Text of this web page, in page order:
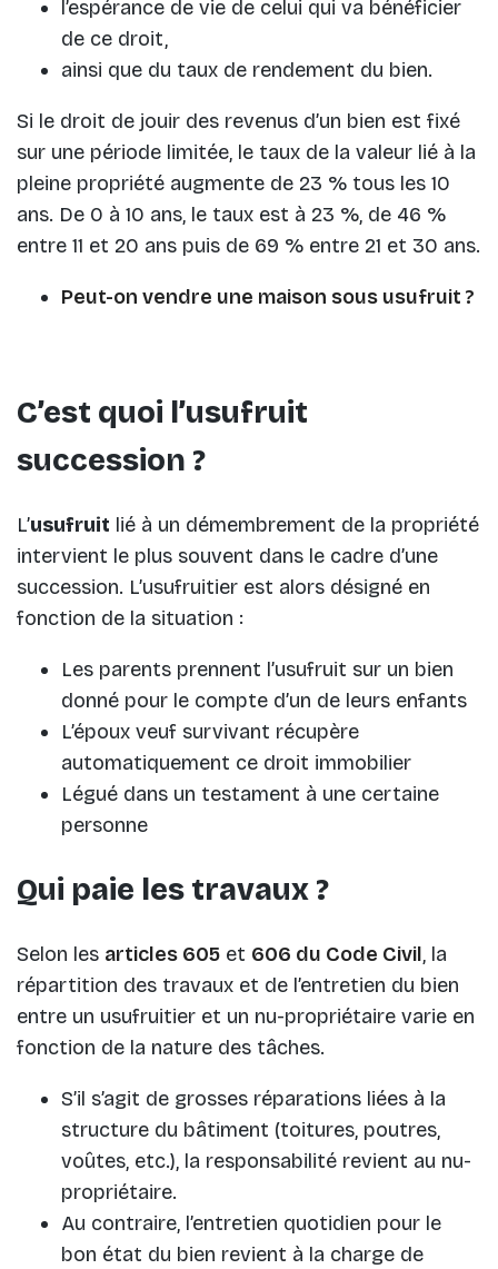
l’espérance de vie de celui qui va bénéficier
de ce droit,
ainsi que du taux de rendement du bien.
Si le droit de jouir des revenus d’un bien est fixé
sur une période limitée, le taux de la valeur lié à la
pleine propriété augmente de 23 % tous les 10
ans. De 0 à 10 ans, le taux est à 23 %, de 46 %
entre 11 et 20 ans puis de 69 % entre 21 et 30 ans.
Peut-on vendre une maison sous usufruit ?
C’est quoi l’usufruit
succession ?
L’usufruit lié à un démembrement de la propriété
intervient le plus souvent dans le cadre d’une
succession. L’usufruitier est alors désigné en
fonction de la situation :
Les parents prennent l’usufruit sur un bien
donné pour le compte d’un de leurs enfants
L’époux veuf survivant récupère
automatiquement ce droit immobilier
Légué dans un testament à une certaine
personne
Qui paie les travaux ?
Selon les articles 605 et 606 du Code Civil, la
répartition des travaux et de l’entretien du bien
entre un usufruitier et un nu-propriétaire varie en
fonction de la nature des tâches.
S’il s’agit de grosses réparations liées à la
structure du bâtiment (toitures, poutres,
voûtes, etc.), la responsabilité revient au nu-
propriétaire.
Au contraire, l’entretien quotidien pour le
bon état du bien revient à la charge de